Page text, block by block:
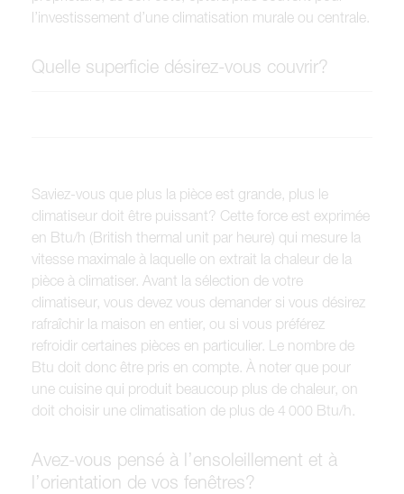
l’investissement d’une climatisation murale ou centrale.
Quelle superficie désirez-vous couvrir?
Saviez-vous que plus la pièce est grande, plus le
climatiseur doit être puissant? Cette force est exprimée
en Btu/h (British thermal unit par heure) qui mesure la
vitesse maximale à laquelle on extrait la chaleur de la
pièce à climatiser. Avant la sélection de votre
climatiseur, vous devez vous demander si vous désirez
rafraîchir la maison en entier, ou si vous préférez
refroidir certaines pièces en particulier. Le nombre de
Btu doit donc être pris en compte. À noter que pour
une cuisine qui produit beaucoup plus de chaleur, on
doit choisir une climatisation de plus de 4 000 Btu/h.
Avez-vous pensé à l’ensoleillement et à
l’orientation de vos fenêtres?